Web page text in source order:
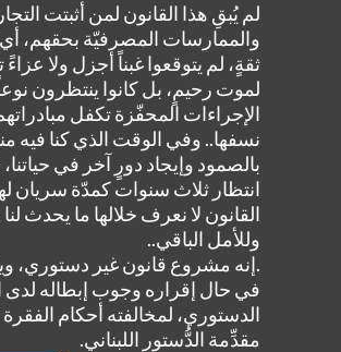
لم يُبقِ هذا القانون لمن أثبتت
والممارسات المصرفيّة بحقهم، أي
ثقةٍ، لم يتوقعوا غبناً أجزل ولا عزاءً
لموت رحيمٍ، بل كانوا ينتظرون
الإجراءات المحفّزة تكفل
نسفها.. وفي الوقت الذي كنا فيه
بالصمود وإيجاد دورٍ آخر في حياتنا،
انتظار ثلاث سنوات كمدّة سريان
القانون لا نعرف خلالها ما يحدث لنا
وللأمل الباقي..
.إنه مشروع قانون غير دستوري،
في حال إقراره وجوب إبطاله
الدستوري، لمخالفته أحكام
مقدِّمة الدُّستور اللبناني.